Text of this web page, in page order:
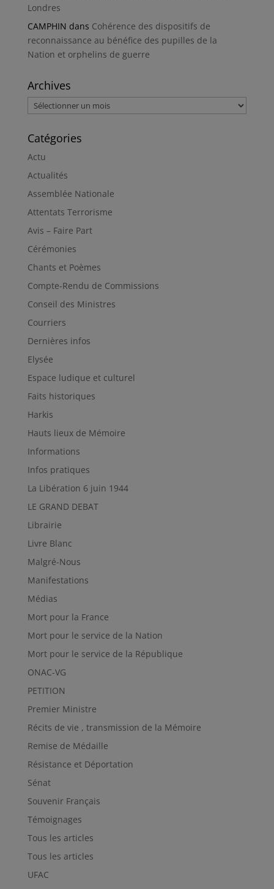
Londres
CAMPHIN dans Cohérence des dispositifs de
reconnaissance au bénéfice des pupilles de la
Nation et orphelins de guerre
Archives
Archives
Catégories
Actu
Actualités
Assemblée Nationale
Attentats Terrorisme
Avis – Faire Part
Cérémonies
Chants et Poèmes
Compte-Rendu de Commissions
Conseil des Ministres
Courriers
Dernières infos
Elysée
Espace ludique et culturel
Faits historiques
Harkis
Hauts lieux de Mémoire
Informations
Infos pratiques
La Libération 6 juin 1944
LE GRAND DEBAT
Librairie
Livre Blanc
Malgré-Nous
Manifestations
Médias
Mort pour la France
Mort pour le service de la Nation
Mort pour le service de la République
ONAC-VG
PETITION
Premier Ministre
Récits de vie , transmission de la Mémoire
Remise de Médaille
Résistance et Déportation
Sénat
Souvenir Français
Témoignages
Tous les articles
Tous les articles
UFAC